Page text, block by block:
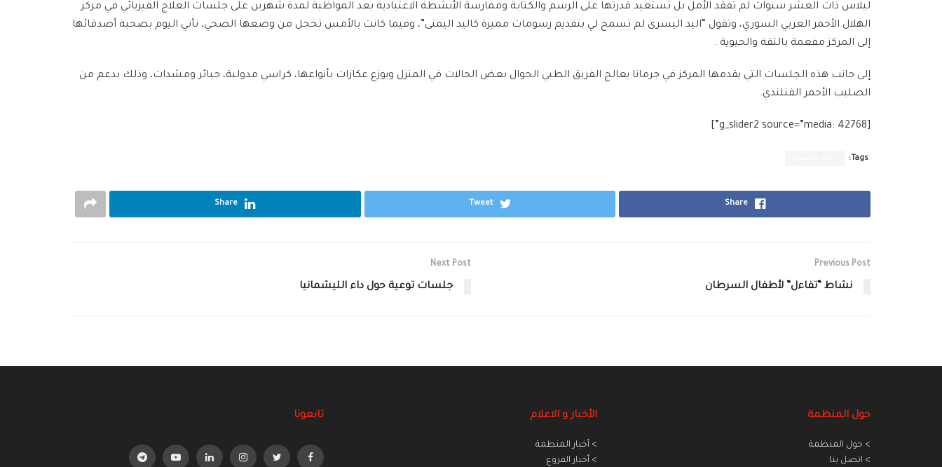
ليلاس ذات العشر سنوات لم تفقد الأمل بل تستعيد قدرتها على الرسم والكتابة وممارسة الأنشطة الاعتيادية بعد المواظبة لمدة شهرين على جلسات العلاج الفيزيائي في مركز
الهلال الأحمر العربي السوري، وتقول “اليد اليسرى لم تسمح لي بتقديم رسومات مميزة كاليد اليمنى”، وفيما كانت بالأمس تخجل من وضعها الصحي، تأتي اليوم بصحبة أصدقائها
إلى المركز مفعمة بالثقة والحيوية .
إلى جانب هذه الجلسات التي يقدمها المركز في جرمانا يعالج الفريق الطبي الجوال بعض الحالات في المنزل ويوزع عكازات بأنواعها، كراسي مدولبة، جبائر ومشدات، وذلك بدعم من
الصليب الأحمر الفنلندي.
[g_slider2 source=”media: 42768”]
Tags:
Share
Tweet
Share
Previous Post
نشاط “تفاءل” لأطفال السرطان
Next Post
جلسات توعية حول داء الليشمانيا
حول المنظمة
> حول المنظمة
> اتصل بنا
الأخبار و الاعلام
> أخبار المنطمة
> أخبار الفروع
تابعونا